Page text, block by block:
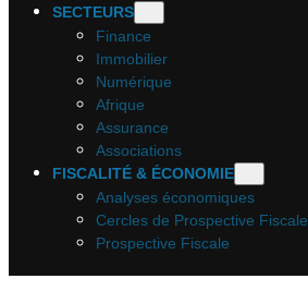
SECTEURS
Finance
Immobilier
Numérique
Afrique
Assurance
Associations
FISCALITÉ & ÉCONOMIE
Analyses économiques
Cercles de Prospective Fiscale
Prospective Fiscale